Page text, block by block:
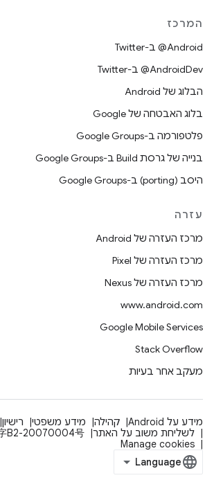
המרכז
‎@Android ב-Twitter
‎@AndroidDev ב-Twitter
הבלוג של Android
בלוג האבטחה של Google
פלטפורמה ב-Google Groups
בנייה של גרסת Build ב-Google Groups
היסב (porting) ב-Google Groups
עזרה
מרכז העזרה של Android
מרכז העזרה של Pixel
מרכז העזרה של Nexus
www.android.com
Google Mobile Services
Stack Overflow
מעקב אחר בעיות
מידע על Android קהילה מידע משפטי רישיון
לשליחת משוב על האתר
B2-20070004号
Manage cookies